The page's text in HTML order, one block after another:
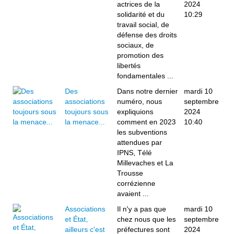
actrices de la
solidarité et du
travail social, de
défense des droits
sociaux, de
promotion des
libertés
fondamentales ...
2024
10:29
Des
associations
toujours sous
la menace...
Dans notre dernier
numéro, nous
expliquions
comment en 2023
les subventions
attendues par
IPNS, Télé
Millevaches et La
Trousse
corrézienne
avaient ...
mardi 10
septembre
2024
10:40
Associations
et État,
ailleurs c'est
Il n'y a pas que
chez nous que les
préfectures sont
mardi 10
septembre
2024